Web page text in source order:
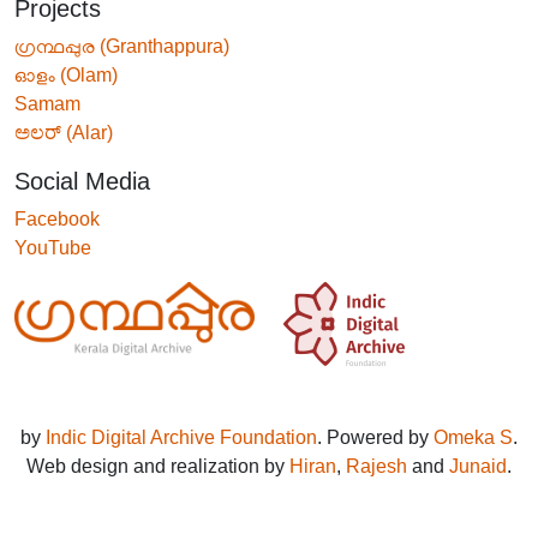
Projects
ഗ്രന്ഥപ്പുര (Granthappura)
ഓളം (Olam)
Samam
ಅಲರ್ (Alar)
Social Media
Facebook
YouTube
by Indic Digital Archive Foundation. Powered by Omeka S.
Web design and realization by Hiran, Rajesh and Junaid.